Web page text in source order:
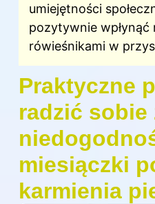
umiejętności
pozytywnie wpłynąć
rówieśnikami w
Praktyczne
radzić sobie
miesiączki
karmienia